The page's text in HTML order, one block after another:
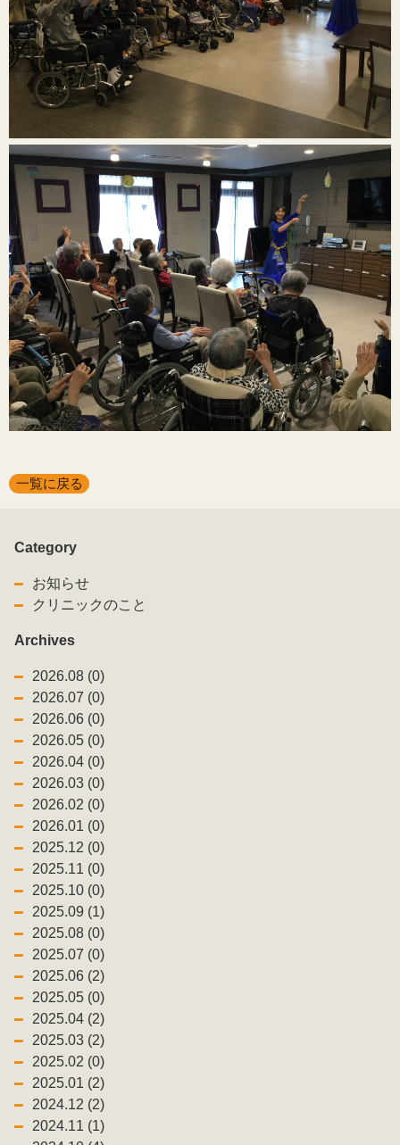
一覧に戻る
Category
お知らせ
クリニックのこと
Archives
2026.08 (0)
2026.07 (0)
2026.06 (0)
2026.05 (0)
2026.04 (0)
2026.03 (0)
2026.02 (0)
2026.01 (0)
2025.12 (0)
2025.11 (0)
2025.10 (0)
2025.09 (1)
2025.08 (0)
2025.07 (0)
2025.06 (2)
2025.05 (0)
2025.04 (2)
2025.03 (2)
2025.02 (0)
2025.01 (2)
2024.12 (2)
2024.11 (1)